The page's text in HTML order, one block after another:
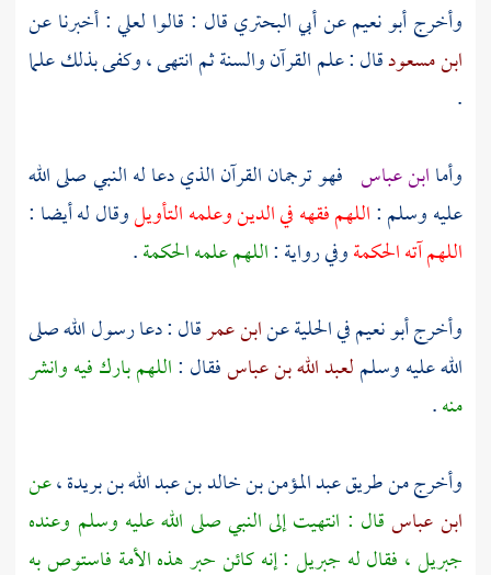
وأخرجأبو نعيمعنأبي البحتريقال : قالوا لعلي: أخبرنا عن
ابن مسعودقال : علم القرآن والسنة ثم انتهى ، وكفى بذلك علما
.
وأماابن عباس فهو ترجمان القرآن الذي دعا له النبي صلى الله
عليه وسلم :اللهم فقهه في الدين وعلمه التأويلوقال له أيضا :
اللهم آته الحكمةوفي رواية :اللهم علمه الحكمة.
وأخرجأبو نعيمفي الحلية عنابن عمرقال : دعا رسول الله صلى
الله عليه وسلملعبد الله بن عباسفقال :اللهم بارك فيه وانشر
منه.
وأخرج من طريقعبد المؤمن بن خالد بن عبد الله بن بريدة ،عن
ابن عباسقال : انتهيت إلى النبي صلى الله عليه وسلم وعنده
جبريل ، فقال له جبريل : إنه كائن حبر هذه الأمة فاستوص به